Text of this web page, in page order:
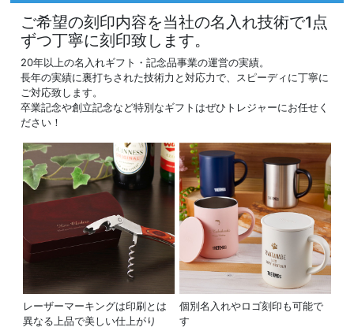
ご希望の刻印内容を当社の名入れ技術で1点
ずつ丁寧に刻印致します。
20年以上の名入れギフト・記念品事業の運営の実績。
長年の実績に裏打ちされた技術力と対応力で、スピーディに丁寧に
ご対応致します。
卒業記念や創立記念など特別なギフトはぜひトレジャーにお任せく
ださい！
レーザーマーキングは印刷とは
異なる上品で美しい仕上がり
個別名入れやロゴ刻印も可能で
す